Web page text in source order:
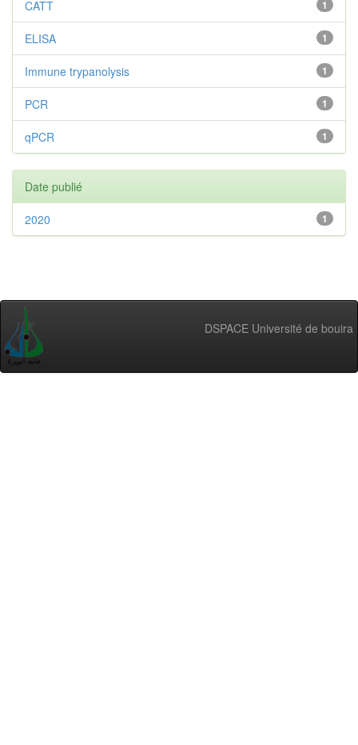
1
CATT
1
ELISA
1
Immune trypanolysis
1
PCR
1
qPCR
Date publié
1
2020
DSPACE Université de bouira